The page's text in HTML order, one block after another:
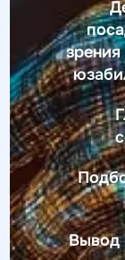
зрения
Вывод